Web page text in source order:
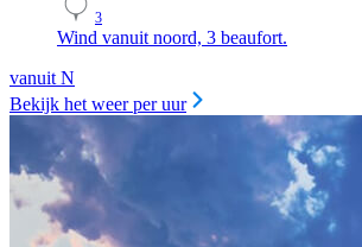
3
Wind vanuit noord, 3 beaufort.
vanuit N
Bekijk het weer per uur